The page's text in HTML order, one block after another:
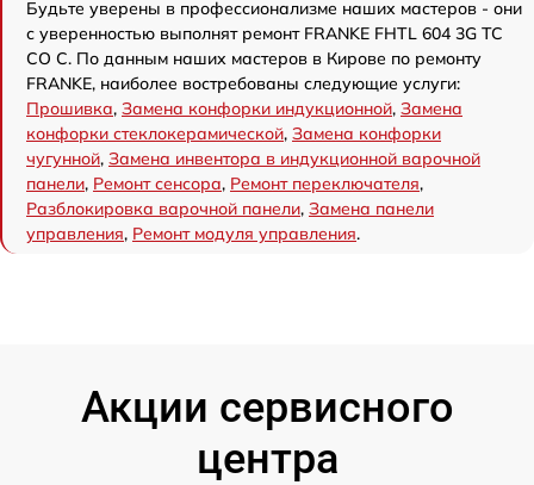
Будьте уверены в профессионализме наших мастеров - они
с уверенностью выполнят ремонт FRANKE FHTL 604 3G TC
CO C. По данным наших мастеров в Кирове по ремонту
FRANKE, наиболее востребованы следующие услуги:
Прошивка, Замена конфорки индукционной, Замена
конфорки стеклокерамической, Замена конфорки
чугунной, Замена инвентора в индукционной варочной
панели, Ремонт сенсора, Ремонт переключателя,
Разблокировка варочной панели, Замена панели
управления, Ремонт модуля управления.
Акции сервисного
центра